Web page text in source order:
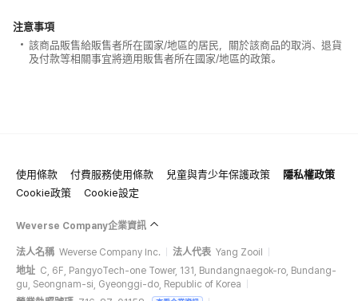
注意事項
該商品販售給販售者所在國家/地區的居民，關於該商品的取消、退貨
及付款等相關事宜將適用販售者所在國家/地區的政策。
使用條款 付費服務使用條款 兒童與青少年保護政策
隱私權政策
Cookie政策
Cookie設定
Weverse Company企業資訊
法人名稱 Weverse Company Inc. 法人代表 Yang Zooil
地址 C, 6F, PangyoTech-one Tower, 131, Bundangnaegok-ro, Bundang-
gu, Seongnam-si, Gyeonggi-do, Republic of Korea